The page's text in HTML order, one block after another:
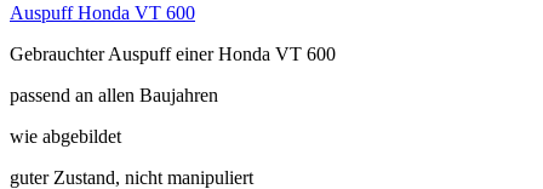
Auspuff Honda VT 600
Gebrauchter Auspuff einer Honda VT 600
passend an allen Baujahren
wie abgebildet
guter Zustand, nicht manipuliert